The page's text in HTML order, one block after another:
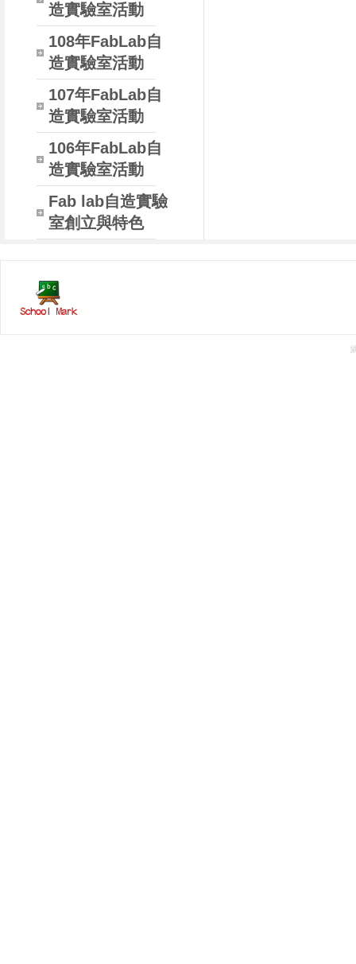
造實驗室活動
108年FabLab自
造實驗室活動
107年FabLab自
造實驗室活動
106年FabLab自
造實驗室活動
Fab lab自造實驗
室創立與特色